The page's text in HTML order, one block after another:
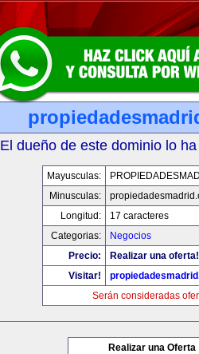
El dueño de este dominio lo
Mayusculas:
Minusculas:
Longitud:
17 caracteres
Categorias:
Negocios
Precio:
Realizar una oferta!
Visitar!
Serán consideradas
Realizar una Oferta